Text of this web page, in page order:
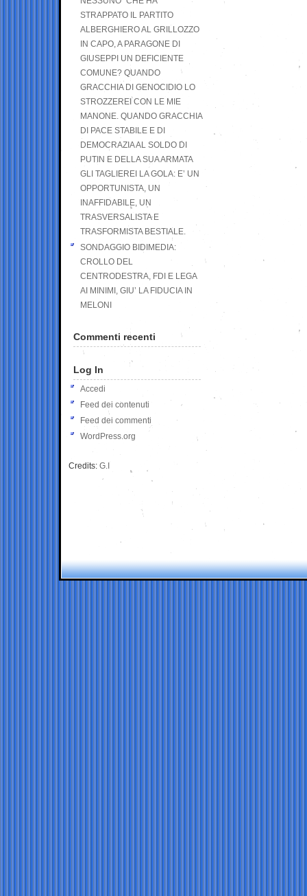
STRAPPATO IL PARTITO
ALBERGHIERO AL GRILLOZZO
IN CAPO, A PARAGONE DI
GIUSEPPI UN DEFICIENTE
COMUNE? QUANDO
GRACCHIA DI GENOCIDIO LO
STROZZEREI CON LE MIE
MANONE. QUANDO GRACCHIA
DI PACE STABILE E DI
DEMOCRAZIA AL SOLDO DI
PUTIN E DELLA SUA ARMATA
GLI TAGLIEREI LA GOLA: E’ UN
OPPORTUNISTA, UN
INAFFIDABILE, UN
TRASVERSALISTA E
TRASFORMISTA BESTIALE.
SONDAGGIO BIDIMEDIA:
CROLLO DEL
CENTRODESTRA, FDI E LEGA
AI MINIMI, GIU’ LA FIDUCIA IN
MELONI
Commenti recenti
Log In
Accedi
Feed dei contenuti
Feed dei commenti
WordPress.org
Credits: G.I